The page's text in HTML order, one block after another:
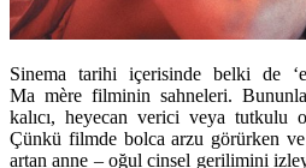
Sinema tarihi içerisinde belki de
Ma mère filminin sahneleri.
kalıcı, heyecan verici veya tutkulu
Çünkü filmde bolca arzu görürken
artan anne – oğul cinsel gerilimini